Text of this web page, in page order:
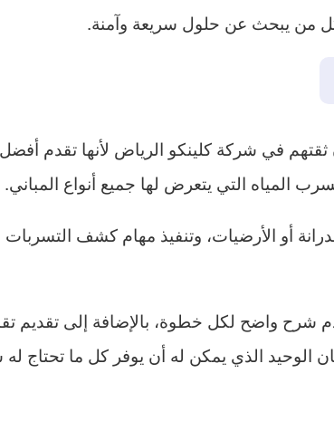
من يبحث عن حلول سريعة وآمنة.
في شركة كلينكو الرياض لأنها تقدم
المياه التي يتعرض لها جميع أنواع المباني.
أو الأرضيات، وتنفيذ مهام كشف
شرح واضح لكل خطوة، بالإضافة إلى تقديم
الوحيد الذي يمكن له أن يوفر كل ما تحتاج له